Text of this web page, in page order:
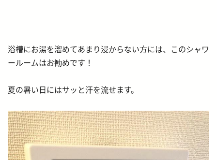
浴槽にお湯を溜めてあまり浸からない方には、このシャワ
ールームはお勧めです！
夏の暑い日にはサッと汗を流せます。